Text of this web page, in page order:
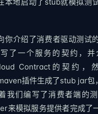
你介绍了消费者驱动测试
了一个服务的契约，并
Contract的契约，
插件生成了stub jar包
我们编写了消费者端的
来模拟服务提供者完成了